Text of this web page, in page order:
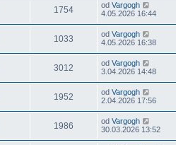
1754 od Vargogh
4.05.2026 16:44
1033 od Vargogh
4.05.2026 16:38
3012 od Vargogh
3.04.2026 14:48
1952 od Vargogh
2.04.2026 17:56
1986 od Vargogh
30.03.2026 13:52